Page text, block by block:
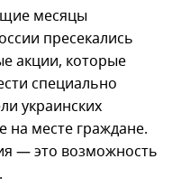
месяцы
пресекались
акции, которые
специально
украинских
на месте граждане.
— это возможность